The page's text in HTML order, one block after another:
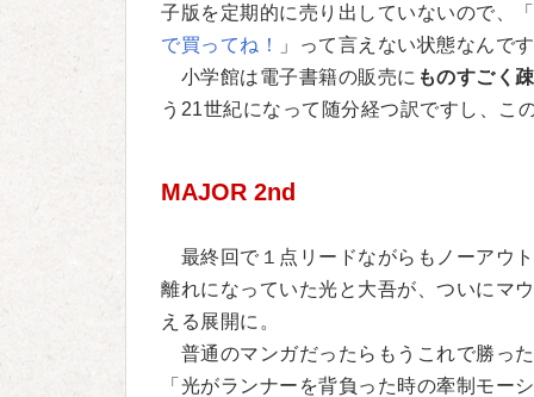
子版を定期的に売り出していないので、「
で買ってね！
」って言えない状態なんで
小学館は電子書籍の販売に ものすごく
う21世紀になって随分経つ訳ですし、こ
MAJOR 2nd
最終回で１点リードながらもノーアウ
離れになっていた光と大吾が、ついにマ
える展開に。
普通のマンガだったらもうこれで勝っ
「光がランナーを背負った時の牽制モー